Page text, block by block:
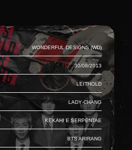
Wonderful Designs (WD)
30/08/2013
Leithold
Lady-Chang
Kekahi e Serpentae
BTS Arirang